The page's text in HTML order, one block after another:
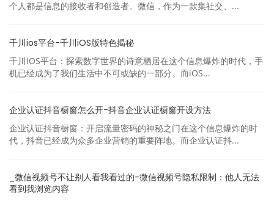
个人都是信息的接收者和创造者。微信，作为一款集社交、...
千川ios平台-千川iOS版特色揭秘
千川iOS平台：探索数字世界的诗意栖居在这个信息爆炸的时代，手
机已经成为了我们生活中不可或缺的一部分。而iOS...
企业认证抖音橱窗怎么开-抖音企业认证橱窗开设方法
企业认证抖音橱窗：开启流量密码的神秘之门在这个信息爆炸的时
代，抖音已经成为众多企业营销的重要阵地。而企业认证抖...
_微信视频号不让别人看我看过的-微信视频号隐私限制：他人无法
看到我浏览内容